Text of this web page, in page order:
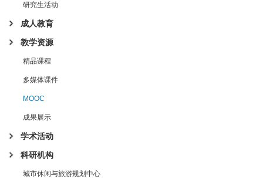
研究生活动
成人教育
教学资源
精品课程
多媒体课件
MOOC
成果展示
学术活动
科研机构
城市休闲与旅游规划中心